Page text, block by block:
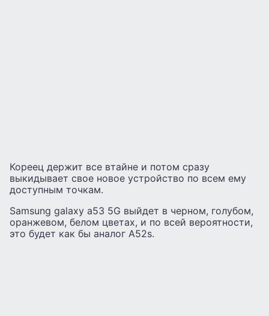
Кореец держит все втайне и потом сразу
выкидывает свое новое устройство по всем ему
доступным точкам.
Samsung galaxy a53 5G выйдет в черном, голубом,
оранжевом, белом цветах, и по всей вероятности,
это будет как бы аналог А52s.